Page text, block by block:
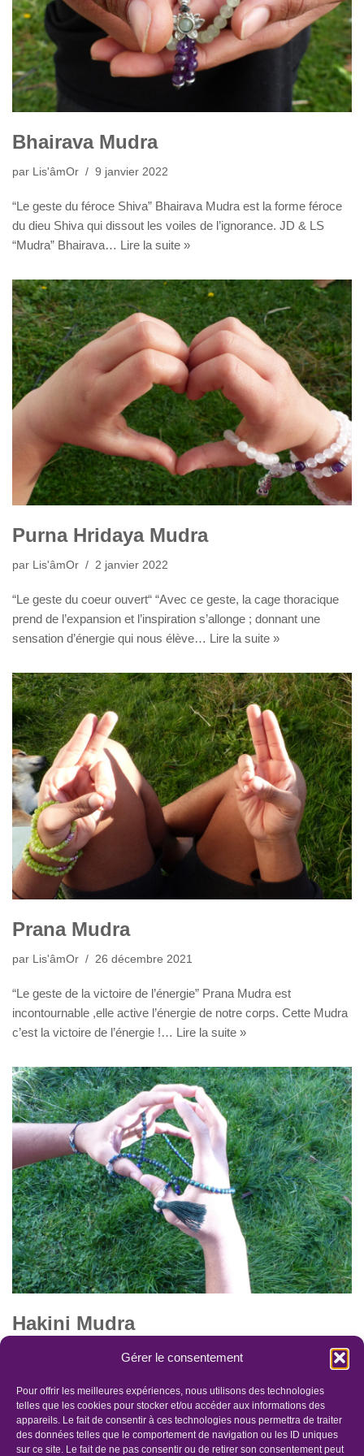
Gérer le consentement
Pour offrir les meilleures expériences, nous utilisons des technologies
telles que les cookies pour stocker et/ou accéder aux informations des
appareils. Le fait de consentir à ces technologies nous permettra de traiter
des données telles que le comportement de navigation ou les ID uniques
sur ce site. Le fait de ne pas consentir ou de retirer son consentement peut
Bhairava Mudra
par Lis'âmOr 9 janvier 2022
“Le geste du féroce Shiva” Bhairava Mudra est la forme féroce
du dieu Shiva qui dissout les voiles de l’ignorance. JD & LS
“Mudra” Bhairava… Lire la suite »
Purna Hridaya Mudra
par Lis'âmOr 2 janvier 2022
“Le geste du coeur ouvert“ “Avec ce geste, la cage thoracique
prend de l’expansion et l’inspiration s’allonge ; donnant une
sensation d’énergie qui nous élève… Lire la suite »
Prana Mudra
par Lis'âmOr 26 décembre 2021
“Le geste de la victoire de l’énergie” Prana Mudra est
incontournable ,elle active l’énergie de notre corps. Cette Mudra
c’est la victoire de l’énergie !… Lire la suite »
Hakini Mudra
19 décembre 2021
“Le geste de l’intégration“ Ce Mudra évoque la déesse Hakini.
Cette déesse est liée au troisième œil “centre de la sagesse
intérieure”. Cette Mudra soutient…Lire la suite »